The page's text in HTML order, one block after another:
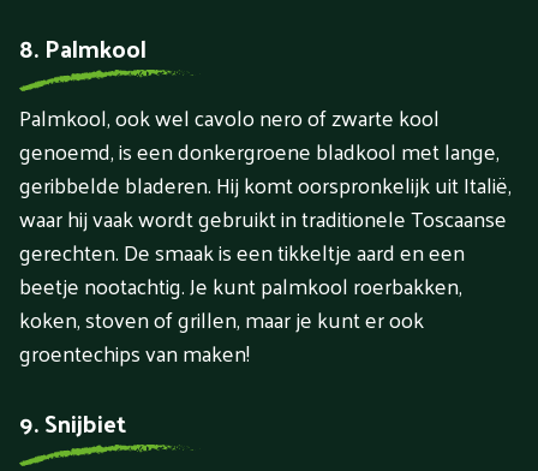
8. Palmkool
Palmkool, ook wel cavolo nero of zwarte kool
genoemd, is een donkergroene bladkool met lange,
geribbelde bladeren. Hij komt oorspronkelijk uit Italië,
waar hij vaak wordt gebruikt in traditionele Toscaanse
gerechten. De smaak is een tikkeltje aard en een
beetje nootachtig. Je kunt palmkool roerbakken,
koken, stoven of grillen, maar je kunt er ook
groentechips van maken!
9. Snijbiet